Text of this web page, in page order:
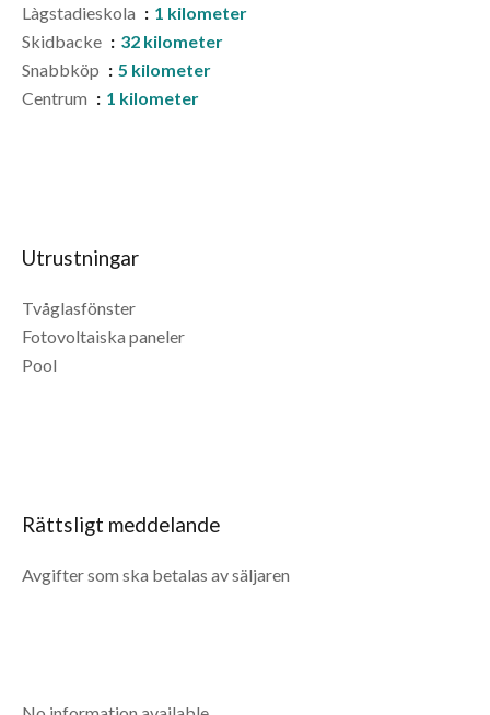
Làgstadieskola
1 kilometer
Skidbacke
32 kilometer
Snabbköp
5 kilometer
Centrum
1 kilometer
Utrustningar
Tvåglasfönster
Fotovoltaiska paneler
Pool
Rättsligt meddelande
Avgifter som ska betalas av säljaren